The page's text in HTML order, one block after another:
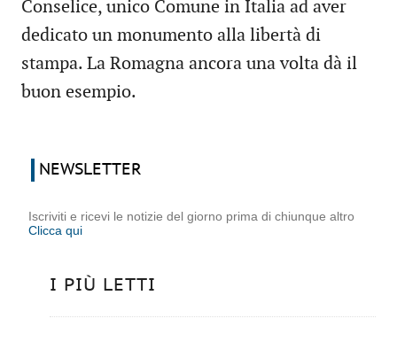
Conselice, unico Comune in Italia ad aver
dedicato un monumento alla libertà di
stampa. La Romagna ancora una volta dà il
buon esempio.
NEWSLETTER
Iscriviti e ricevi le notizie del giorno prima di chiunque altro
Clicca qui
I PIÙ LETTI